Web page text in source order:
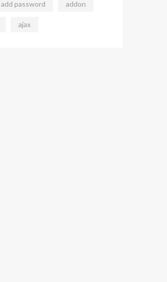
add password addon
ajax